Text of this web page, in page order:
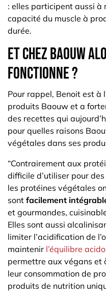
: elles participent aussi
capacité du muscle à
durée.
Et chez Baouw
fonctionne ?
Pour rappel, Benoit est à
produits Baouw et a
des recettes qui
pour quelles raisons
végétales dans ses
“Contrairement aux
difficile d’utiliser pour
les protéines végétales
sont facilement
et gourmandes,
Elles sont aussi
limiter l’acidification de
maintenir l’équilibre
permettre aux végans et
leur consommation de
produits de nutrition